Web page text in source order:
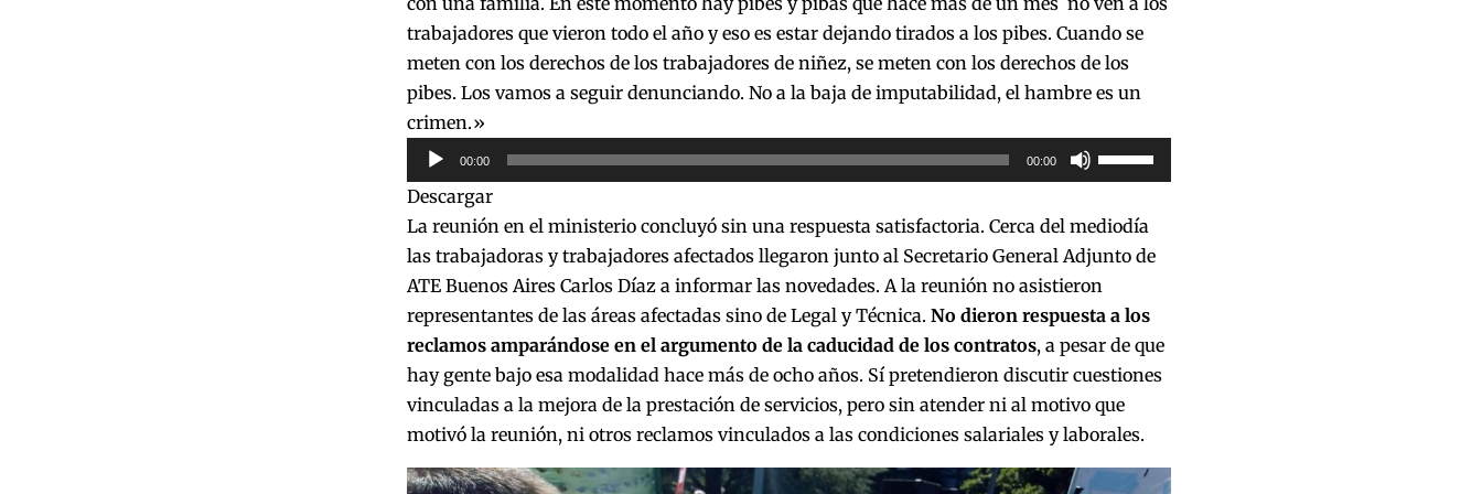
trabajadores que vieron todo el año y eso es estar dejando tirados a los pibes. Cuando se
meten con los derechos de los trabajadores de niñez, se meten con los derechos de los
pibes. Los vamos a seguir denunciando. No a la baja de imputabilidad, el hambre es un
crimen.»
Reproductor
de
audio
00:00 00:00
Utiliza
las
aumentar
disminuir
volumen.
Descargar
La reunión en el ministerio concluyó sin una respuesta satisfactoria. Cerca del mediodía
las trabajadoras y trabajadores afectados llegaron junto al Secretario General Adjunto de
ATE Buenos Aires Carlos Díaz a informar las novedades. A la reunión no asistieron
representantes de las áreas afectadas sino de Legal y Técnica. No dieron respuesta a los
reclamos amparándose en el argumento de la caducidad de los contratos, a pesar de que
hay gente bajo esa modalidad hace más de ocho años. Sí pretendieron discutir cuestiones
vinculadas a la mejora de la prestación de servicios, pero sin atender ni al motivo que
motivó la reunión, ni otros reclamos vinculados a las condiciones salariales y laborales.